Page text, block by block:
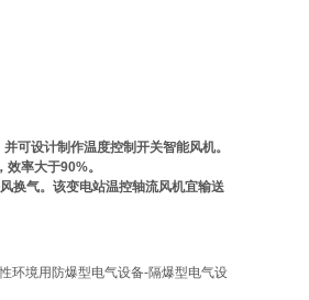
可设计制作温度控制开关智能风机。
效率大于90%。
换气。该变电站温控轴流风机宜输送
环境用防爆型电气设备-隔爆型电气设